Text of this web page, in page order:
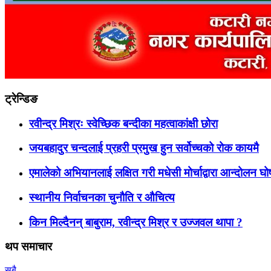
ट्रेन्डिङ
रवीन्द्र मिश्रः स्वेच्छिक बन्दीका महत्वाकांक्षी छोरा
जयबहादुर चन्दलाई प्रहरी प्रमुख हुन सर्वोच्चको रोक कायमै
एमालेको अभियानलाई लक्षित गरी मधेसी मोर्चाद्वारा आन्दोलन
स्थानीय निर्वाचनका चुनौति र औचित्य
किन मिल्दैनन् बाबुराम, रवीन्द्र मिश्र र उज्जवल थापा ?
थप समाचार